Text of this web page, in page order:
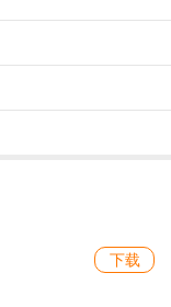
下载